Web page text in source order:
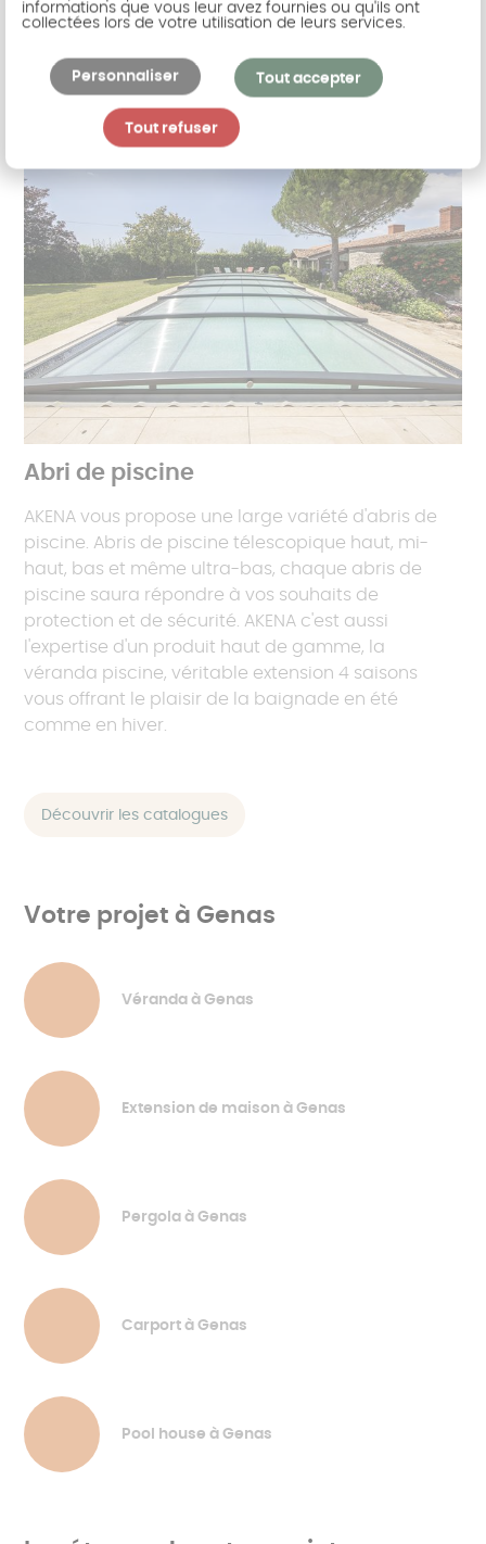
l'aluminium ou le bois, vous apprécierez son
Abri de piscine
AKENA vous propose une large variété d'abris de
piscine. Abris de piscine télescopique haut, mi-
haut, bas et même ultra-bas, chaque abris de
piscine saura répondre à vos souhaits de
protection et de sécurité. AKENA c'est aussi
l'expertise d'un produit haut de gamme, la
véranda piscine, véritable extension 4 saisons
vous offrant le plaisir de la baignade en été
comme en hiver.
Découvrir les catalogues
Votre projet à Genas
Véranda à Genas
Extension de maison à Genas
Pergola à Genas
Carport à Genas
Pool house à Genas
informations que vous leur avez fournies ou qu'ils ont
collectées lors de votre utilisation de leurs services.
Tout accepter
Tout refuser
Personnaliser